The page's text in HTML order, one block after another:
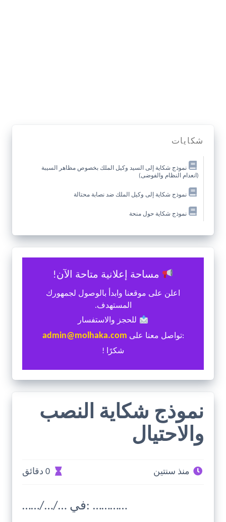
شكايات
نموذج شكاية إلى السيد وكيل الملك بخصوص مظاهر السيبة
(انعدام النظام والفوضى)
نموذج شكاية إلى وكيل الملك ضد نصابة محتالة
نموذج شكاية حول منحة
مساحة إعلانية متاحة الآن!
اعلن على موقعنا وابدأ بالوصول لجمهورك
المستهدف.
للحجز والاستفسار
:تواصل معنا على admin@molhaka.com
شكرًا !
نموذج شكاية النصب
والاحتيال
منذ سنتين 0 دقائق
……/…/… في: …………